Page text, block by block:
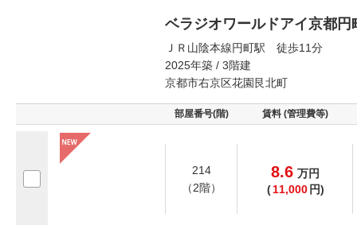
ベラジオワールドアイ京都円
ＪＲ山陰本線円町駅 徒歩11分
2025年築 / 3階建
京都市右京区花園艮北町
部屋番号(階) 賃料 (管理費等)
214
（2階）
8.6 万円
( 11,000 円)